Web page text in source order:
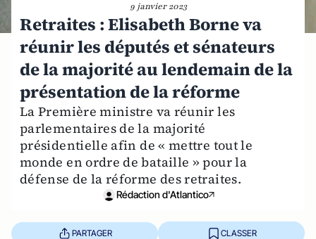
9 janvier 2023
Retraites : Elisabeth Borne va
réunir les députés et sénateurs
de la majorité au lendemain de la
présentation de la réforme
La Première ministre va réunir les
parlementaires de la majorité
présidentielle afin de « mettre tout le
monde en ordre de bataille » pour la
défense de la réforme des retraites.
Rédaction d'Atlantico
PARTAGER CLASSER